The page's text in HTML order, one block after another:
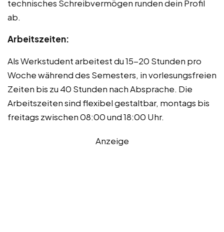
technisches Schreibvermögen runden dein Profil
ab.
Arbeitszeiten:
Als Werkstudent arbeitest du 15-20 Stunden pro
Woche während des Semesters, in vorlesungsfreien
Zeiten bis zu 40 Stunden nach Absprache. Die
Arbeitszeiten sind flexibel gestaltbar, montags bis
freitags zwischen 08:00 und 18:00 Uhr.
Anzeige